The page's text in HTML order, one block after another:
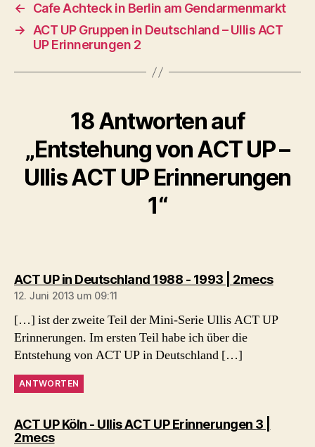
←
Cafe Achteck in Berlin am Gendarmenmarkt
→
ACT UP Gruppen in Deutschland – Ullis ACT
UP Erinnerungen 2
18 Antworten auf
„Entstehung von ACT UP –
Ullis ACT UP Erinnerungen
1“
ACT UP in Deutschland 1988 - 1993 | 2mecssagt:
12. Juni 2013 um 09:11
[…] ist der zweite Teil der Mini-Serie Ullis ACT UP
Erinnerungen. Im ersten Teil habe ich über die
Entstehung von ACT UP in Deutschland […]
ANTWORTEN
ACT UP Köln - Ullis ACT UP Erinnerungen 3 |
2mecssagt: